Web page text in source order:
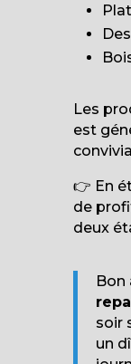
Les
est
👉 En
de
deux
Bon
soir
un